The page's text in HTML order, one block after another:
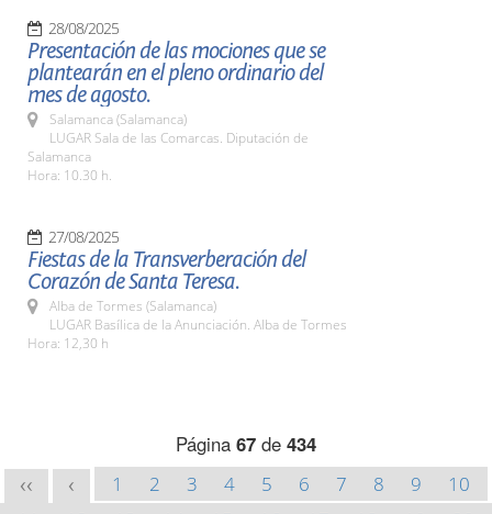
28/08/2025
Presentación de las mociones que se
plantearán en el pleno ordinario del
mes de agosto.
Salamanca (Salamanca)
LUGAR Sala de las Comarcas. Diputación de
Salamanca
Hora: 10.30 h.
27/08/2025
Fiestas de la Transverberación del
Corazón de Santa Teresa.
Alba de Tormes (Salamanca)
LUGAR Basílica de la Anunciación. Alba de Tormes
Hora: 12,30 h
Página 67 de 434
<< < 1 2 3 4 5 6 7 8 9
10